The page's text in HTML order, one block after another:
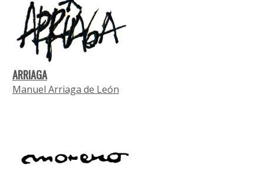
ARRIAGA
Manuel Arriaga de León